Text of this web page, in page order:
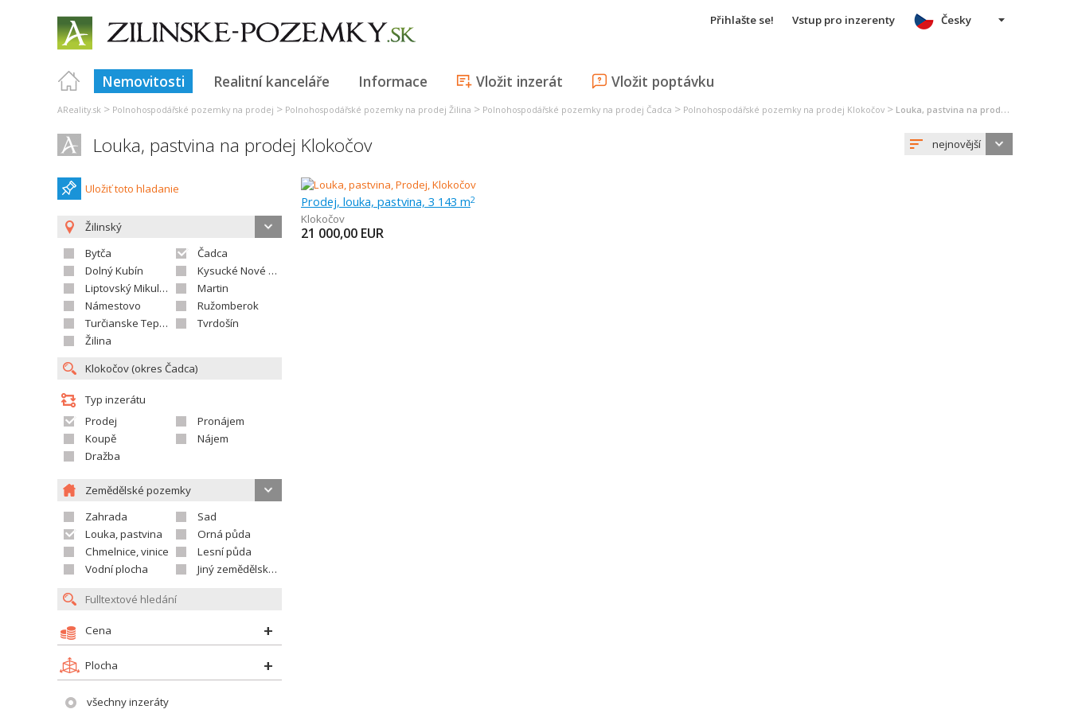
Přihlašte se! Vstup pro inzerenty
Nemovitosti Realitní kanceláře Informace Vložit inzerát Vložit poptávku
Česky
AReality.sk > Polnohospodářské pozemky na prodej > Polnohospodářské pozemky na prodej Žilina > Polnohospodářské pozemky na prodej Čadca > Polnohospodářské pozemky na prodej Klokočov > Louka, pastvina na prodej Klokočov
Louka, pastvina na prodej Klokočov nejnovější
Uložiť toto hladanie
Žilinský
Bytča
Čadca
Dolný Kubín
Kysucké Nové Mesto
Liptovský Mikuláš
Martin
Námestovo
Ružomberok
Turčianske Teplice
Tvrdošín
Žilina
Typ inzerátu
Prodej
Pronájem
Koupě
Nájem
Dražba
Zemědělské pozemky
Zahrada
Sad
Louka, pastvina
Orná půda
Chmelnice, vinice
Lesní půda
Vodní plocha
Jiný zemědělský pozemek
Cena
Plocha
všechny inzeráty
Prodej, louka, pastvina, 3 143 m2
Klokočov
21 000,00 EUR